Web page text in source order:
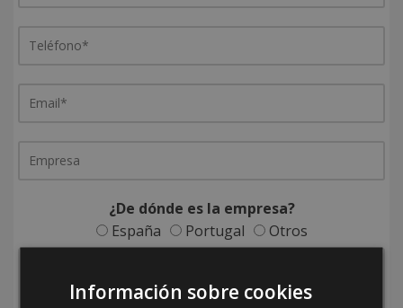
¿De dónde es la empresa?
España
Portugal Otros
Información sobre cookies